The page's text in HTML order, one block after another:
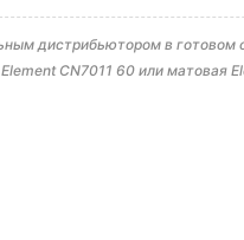
дистрибьютором в
CN7011 60 или матовая